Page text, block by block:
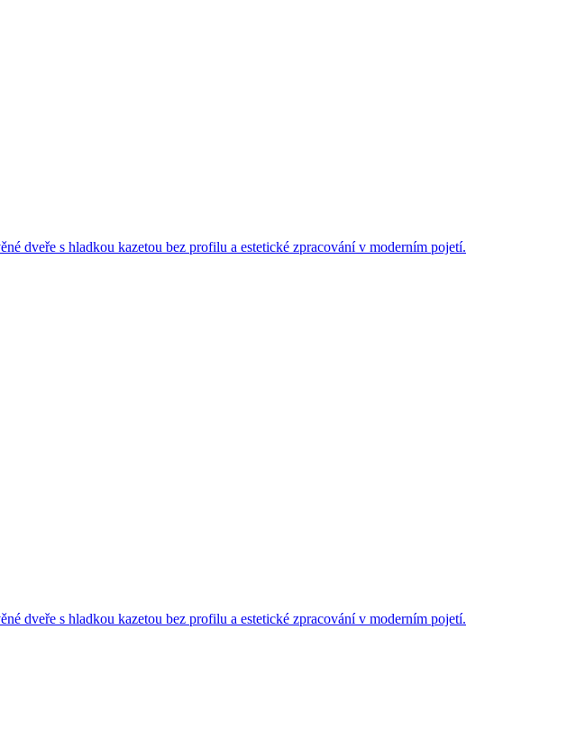
dveře s hladkou kazetou bez profilu a estetické zpracování v moderním pojetí.
dveře s hladkou kazetou bez profilu a estetické zpracování v moderním pojetí.